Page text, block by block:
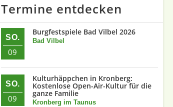
Termine entdecken
SO.
09
Burgfestspiele Bad Vilbel 2026
Bad Vilbel
SO.
09
Kulturhäppchen in Kronberg:
Kostenlose Open-Air-Kultur für die
ganze Familie
Kronberg im Taunus